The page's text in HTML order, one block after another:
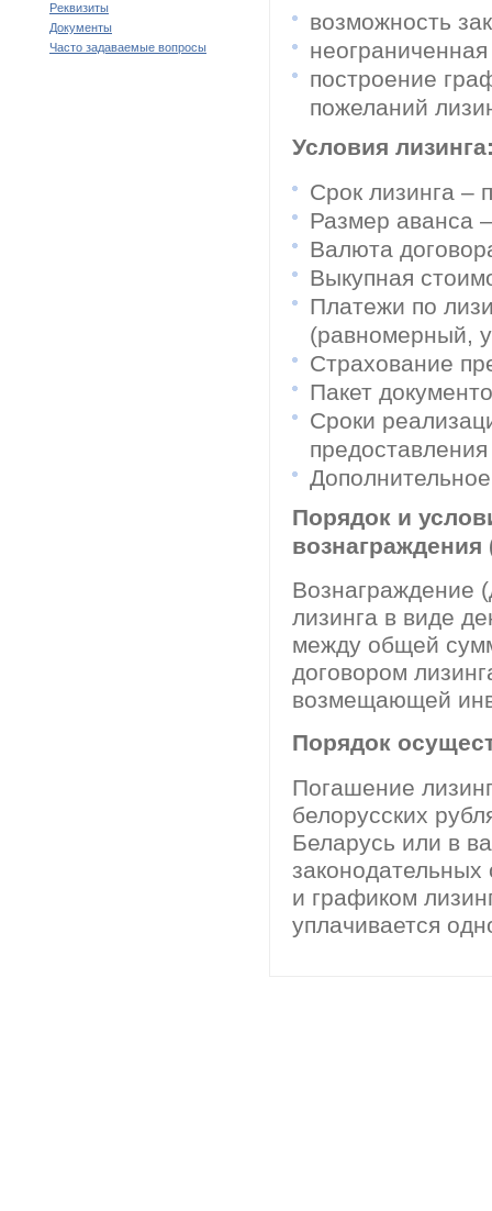
Реквизиты
Документы
Часто задаваемые вопросы
возможность
построение
пожеланий
Условия
Срок лизинга –
Размер аванса
Валюта
Выкупная
Платежи по
(равномерный,
Страхование
Пакет
Сроки
Порядок и
Вознаграждение
лизинга в виде
между общей
договором
возмещающей
Порядок
Погашение
белорусских
Беларусь или в
законодательных
и графиком
уплачивается